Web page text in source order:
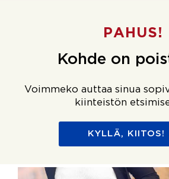
PAHUS!
Kohde on
Voimmeko auttaa sinua
kiinteistön
KYLLÄ, KIITOS!